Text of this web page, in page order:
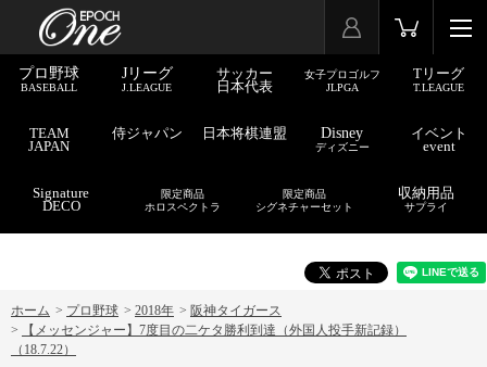
プロ野球
BASEBALL
Jリーグ
J.LEAGUE
サッカー
日本代表
女子プロゴルフ
JLPGA
Tリーグ
T.LEAGUE
TEAM
JAPAN
侍ジャパン 日本将棋連盟 Disney
ディズニー
イベント
event
Signature
DECO
限定商品
ホロスペクトラ
限定商品
シグネチャーセット
収納用品
サプライ
ホーム > プロ野球 > 2018年 > 阪神タイガース
>
【メッセンジャー】7度目の二ケタ勝利到達（外国人投手新記録）
（18.7.22）